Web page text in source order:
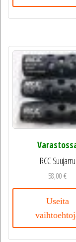
RCC Suujarru
58,00€
Useita